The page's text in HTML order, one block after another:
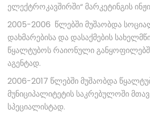
ელექტროკავშირში“ მარკეტინგის
2005-2006 წლებში მუშაობდა
დახმარებისა და დასაქმების
წყალტუბოს რაიონული
აგენტად.
2006-2017 წლებში მუშაობდა
მუნიციპალიტეტის საკრებულოში
სპეციალისტად.